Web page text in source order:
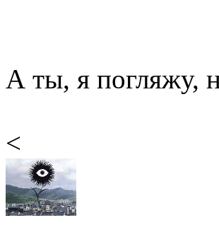
А ты, я погляжу,
<